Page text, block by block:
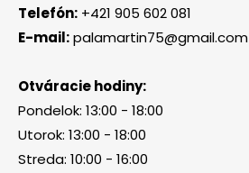
Telefón: +421 905 602 081
E-mail:palamartin75@gmail.com
Otváracie hodiny:
Pondelok: 13:00 - 18:00
Utorok: 13:00 - 18:00
Streda: 10:00 - 16:00